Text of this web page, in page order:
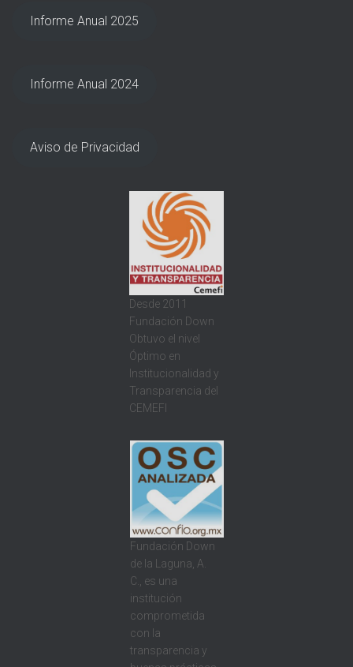
Informe Anual 2025
Informe Anual 2024
Aviso de Privacidad
Desde 2011
Fundación Down
Obtuvo el nivel
Óptimo en
Institucionalidad y
Transparencia del
CEMEFI
Fundación Down
de la Laguna, A.
C., es una
institución
comprometida
con la
transparencia y